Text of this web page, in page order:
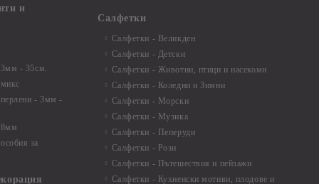
и
3мм - 35см.
- 3мм -
8мм
за
Салфетки
Салфетки - Великден
Салфетки - Детски
Салфетки - Животни, птици и насекоми
Салфетки - Коледни и Зимни
Салфетки - Морски
Салфетки - Музика
Салфетки - Пеперуди
Салфетки - Рози
Салфетки - Пътешествия и пейзажи
Салфетки - Кухненски мотиви, плодове и